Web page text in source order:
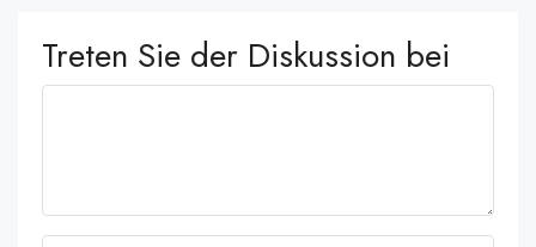
Treten Sie der Diskussion bei